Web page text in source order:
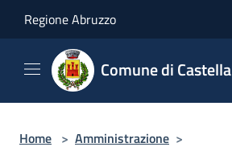
Regione Abruzzo
Comune di
Home > Amministrazione >